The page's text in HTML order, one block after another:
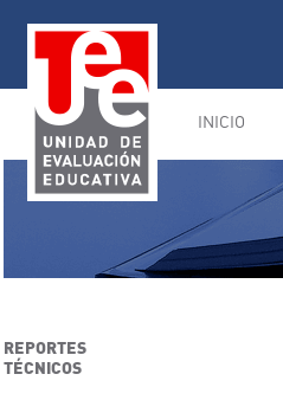
INICIO
REPORTES
TÉCNICOS